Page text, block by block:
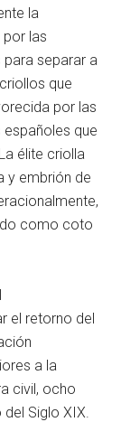
la
las
separar a
que
por las
que
élite criolla
y embrión de
como coto
el retorno del
a la
civil, ocho
Siglo XIX.